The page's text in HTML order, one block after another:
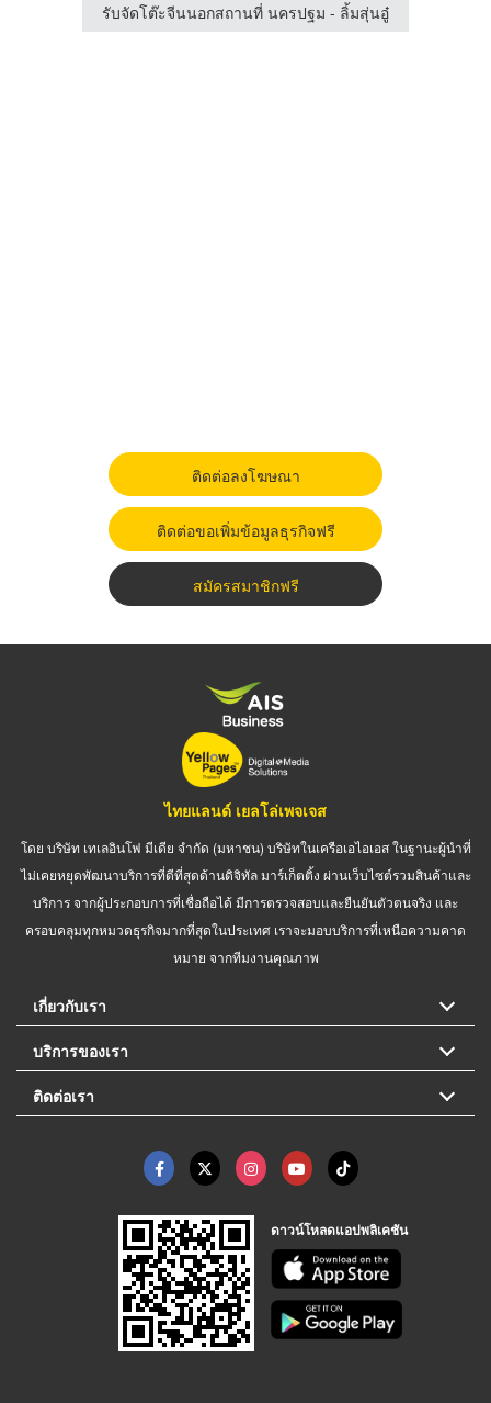
รับจัดโต๊ะจีนนอกสถานที่ นครปฐม - ลิ้มสุ่นอู๋
ติดต่อลงโฆษณา
ติดต่อขอเพิ่มข้อมูลธุรกิจฟรี
สมัครสมาชิกฟรี
ไทยแลนด์ เยลโล่เพจเจส
โดย บริษัท เทเลอินโฟ มีเดีย จำกัด (มหาชน) บริษัทในเครือเอไอเอส ในฐานะผู้นำที่
ไม่เคยหยุดพัฒนาบริการที่ดีที่สุดด้านดิจิทัล มาร์เก็ตติ้ง ผ่านเว็บไซต์รวมสินค้าและ
บริการ จากผู้ประกอบการที่เชื่อถือได้ มีการตรวจสอบและยืนยันตัวตนจริง และ
ครอบคลุมทุกหมวดธุรกิจมากที่สุดในประเทศ เราจะมอบบริการที่เหนือความคาด
หมาย จากทีมงานคุณภาพ
เกี่ยวกับเรา
บริการของเรา
ติดต่อเรา
ดาวน์โหลดแอปพลิเคชัน